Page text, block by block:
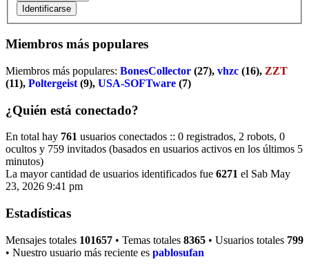
Miembros más populares
Miembros más populares: BonesCollector (27), vhzc (16), ZZT
(11), Poltergeist (9), USA-SOFTware (7)
¿Quién está conectado?
En total hay 761 usuarios conectados :: 0 registrados, 2 robots, 0
ocultos y 759 invitados (basados en usuarios activos en los últimos 5
minutos)
La mayor cantidad de usuarios identificados fue 6271 el Sab May
23, 2026 9:41 pm
Estadísticas
Mensajes totales 101657 • Temas totales 8365 • Usuarios totales 799
• Nuestro usuario más reciente es pablosufan